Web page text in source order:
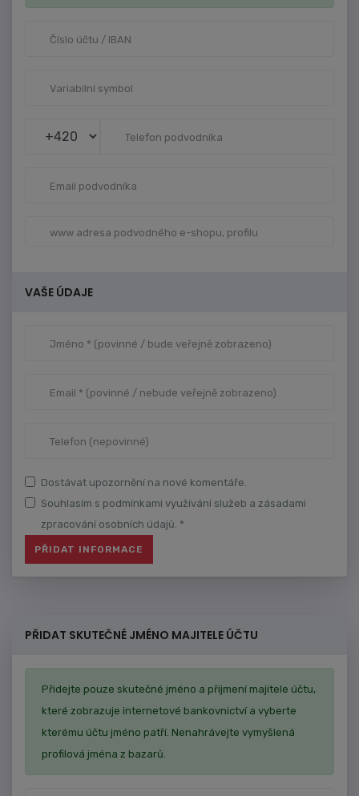
VAŠE ÚDAJE
Dostávat upozornění na nové komentáře.
Souhlasím s podmínkami využívání služeb a zásadami
zpracování osobních údajů. *
PŘIDAT SKUTEČNÉ JMÉNO MAJITELE ÚČTU
Přidejte pouze skutečné jméno a příjmení majitele účtu,
které zobrazuje internetové bankovnictví a vyberte
kterému účtu jméno patří. Nenahrávejte vymyšlená
profilová jména z bazarů.